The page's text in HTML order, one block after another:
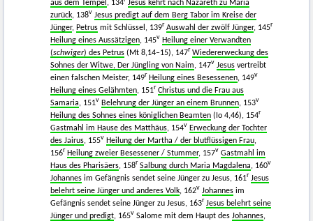
aus dem Tempel , 134 Jesus kehrt nach Nazareth zu Maria
zurück, 138v Jesus predigt auf dem Berg Tabor im Kreise der
Jünger, Petrus mit Schlüssel, 139r Auswahl der zwölf Jünger, 145r
Heilung eines Aussätzigen, 145v Heilung einer Verwandten
(schwiger) des Petrus (Mt 8,14–15), 147r Wiedererweckung des
Sohnes der Witwe, Der Jüngling von Naim, 147v Jesus vertreibt
einen falschen Meister, 149r Heilung eines Besessenen, 149v
Heilung eines Gelähmten, 151r Christus und die Frau aus
Samaria, 151v Belehrung der Jünger an einem Brunnen, 153v
Heilung des Sohnes eines königlichen Beamten (Io 4,46), 154r
Gastmahl im Hause des Matthäus, 154v Erweckung der Tochter
des Jairus, 155v Heilung der Martha / der blutflüssigen Frau,
156r Heilung zweier Besessener / Stummer, 157v Gastmahl im
Haus des Pharisäers, 158r Salbung durch Maria Magdalena, 160v
Johannes im Gefängnis sendet seine Jünger zu Jesus, 161r Jesus
belehrt seine Jünger und anderes Volk, 162v Johannes im
Gefängnis sendet seine Jünger zu Jesus, 163r Jesus belehrt seine
Jünger und predigt, 165v Salome mit dem Haupt des Johannes,